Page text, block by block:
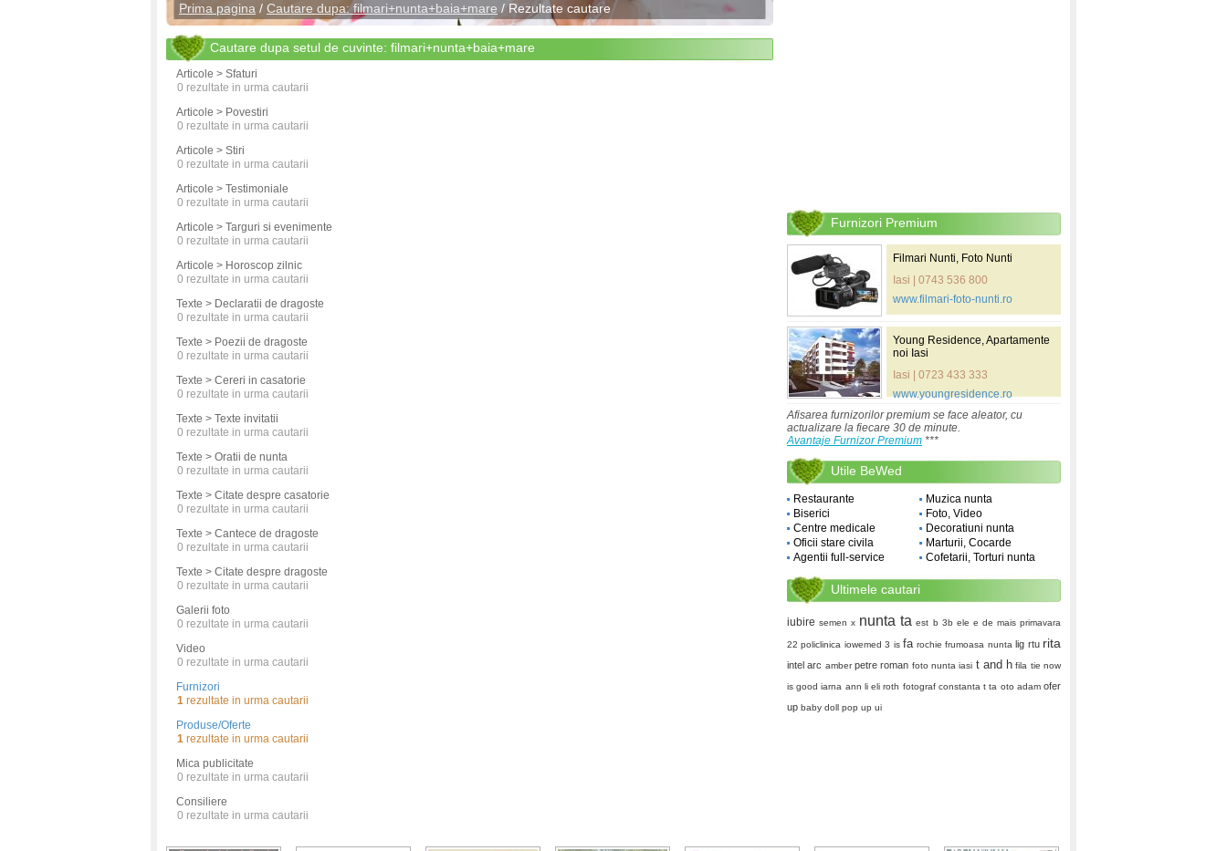
Prima pagina / Cautare dupa: filmari+nunta+baia+mare / Rezultate cautare
Cautare dupa setul de cuvinte: filmari+nunta+baia+mare
Articole > Sfaturi
0 rezultate in urma cautarii
Articole > Povestiri
0 rezultate in urma cautarii
Articole > Stiri
0 rezultate in urma cautarii
Articole > Testimoniale
0 rezultate in urma cautarii
Articole > Targuri si evenimente
0 rezultate in urma cautarii
Articole > Horoscop zilnic
0 rezultate in urma cautarii
Texte > Declaratii de dragoste
0 rezultate in urma cautarii
Texte > Poezii de dragoste
0 rezultate in urma cautarii
Texte > Cereri in casatorie
0 rezultate in urma cautarii
Texte > Texte invitatii
0 rezultate in urma cautarii
Texte > Oratii de nunta
0 rezultate in urma cautarii
Texte > Citate despre casatorie
0 rezultate in urma cautarii
Texte > Cantece de dragoste
0 rezultate in urma cautarii
Texte > Citate despre dragoste
0 rezultate in urma cautarii
Galerii foto
0 rezultate in urma cautarii
Video
0 rezultate in urma cautarii
Furnizori
1 rezultate in urma cautarii
Produse/Oferte
1 rezultate in urma cautarii
Mica publicitate
0 rezultate in urma cautarii
Consiliere
0 rezultate in urma cautarii
Furnizori Premium
Filmari Nunti, Foto Nunti
Iasi | 0743 536 800
www.filmari-foto-nunti.ro
Young Residence, Apartamente
noi Iasi
Iasi | 0723 433 333
www.youngresidence.ro
Afisarea furnizorilor premium se face aleator, cu
actualizare la fiecare 30 de minute.
Avantaje Furnizor Premium ***
Utile BeWed
Restaurante
Biserici
Centre medicale
Oficii stare civila
Agentii full-service
Muzica nunta
Foto, Video
Decoratiuni nunta
Marturii, Cocarde
Cofetarii, Torturi nunta
Ultimele cautari
iubire semen x nunta ta est b 3b ele e de mais primavara
22 policlinica iowemed 3 is fa rochie frumoasa nunta lig rtu rita
intel arc amber petre roman foto nunta iasi t and h fila tie now
is good iarna ann li eli roth fotograf constanta t ta oto adam ofer
up baby doll pop up ui